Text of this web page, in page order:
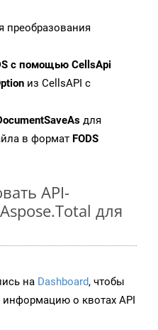
преобразования
с помощью CellsApi
из CellsAPI с
для
в формат FODS
API-
для
на Dashboard, чтобы
информацию о квотах API